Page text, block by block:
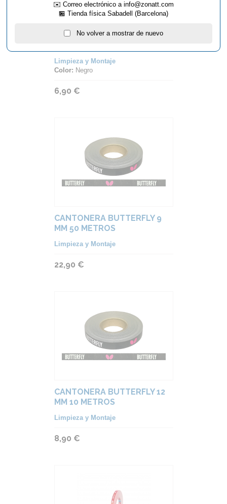
Limpieza y Montaje
Color: Negro
6,90 €
CANTONERA BUTTERFLY 9
MM 50 METROS
Limpieza y Montaje
22,90 €
CANTONERA BUTTERFLY 12
MM 10 METROS
Limpieza y Montaje
8,90 €
✉️ Correo electrónico a info@zonatt.com
🏪 Tienda física Sabadell (Barcelona)
No volver a mostrar de nuevo